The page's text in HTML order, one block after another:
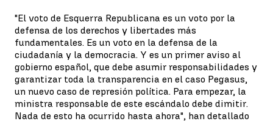
"El voto de Esquerra Republicana es un voto por la
defensa de los derechos y libertades más
fundamentales. Es un voto en la defensa de la
ciudadanía y la democracia. Y es un primer aviso al
gobierno español, que debe asumir responsabilidades y
garantizar toda la transparencia en el caso Pegasus,
un nuevo caso de represión política. Para empezar, la
ministra responsable de este escándalo debe dimitir.
Nada de esto ha ocurrido hasta ahora", han detallado